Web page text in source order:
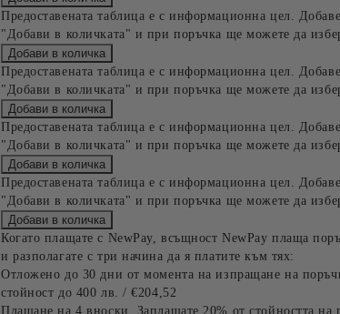
Предоставената таблица е с информационна цел.
"Добави в количката" и при поръчка ще можете да
Предоставената таблица е с информационна цел.
"Добави в количката" и при поръчка ще можете да
Предоставената таблица е с информационна цел.
"Добави в количката" и при поръчка ще можете да
Предоставената таблица е с информационна цел.
"Добави в количката" и при поръчка ще можете да
Когато плащате с NewPay, всъщност NewPay плаща
и разполагате с три начина да я платите към тях:
Отложено до 30 дни от момента на изпращане на
стойност до 400 лв. / €204,52
Плащане на 4 вноски. Заплащате 20% от стойността на